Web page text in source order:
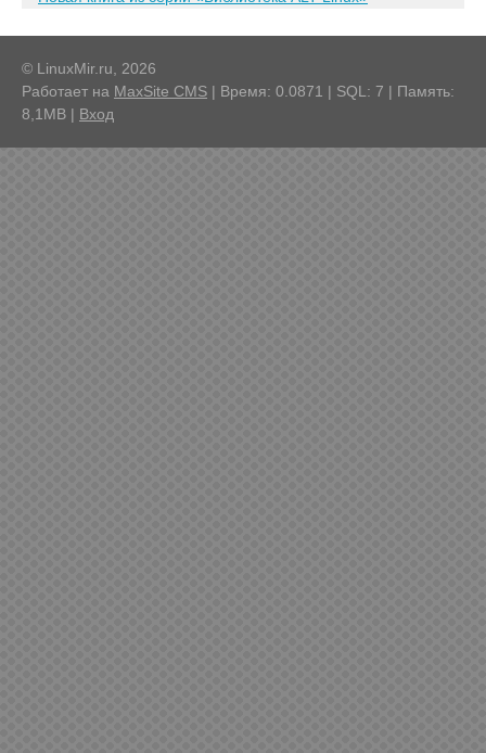
© LinuxMir.ru, 2026
Работает на MaxSite CMS | Время: 0.0871 | SQL: 7 | Память:
8,1MB | Вход